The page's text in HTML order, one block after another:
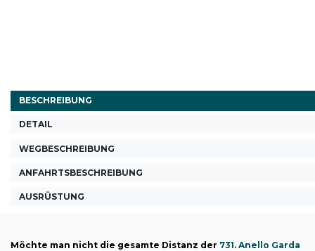
BESCHREIBUNG
DETAIL
WEGBESCHREIBUNG
ANFAHRTSBESCHREIBUNG
AUSRÜSTUNG
Möchte man nicht die gesamte Distanz der 731. Anello Garda